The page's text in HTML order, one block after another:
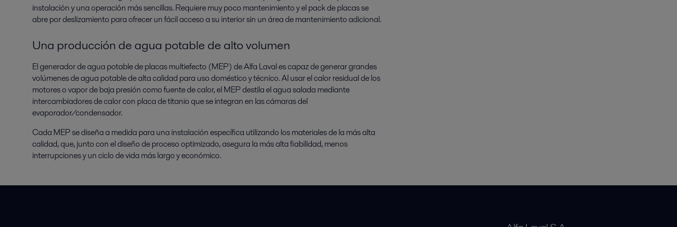
instalación y una operación más sencillas. Requiere muy poco mantenimiento y el pack de placas se
abre por deslizamiento para ofrecer un fácil acceso a su interior sin un área de mantenimiento adicional.
Una producción de agua potable de alto volumen
El generador de agua potable de placas multiefecto (MEP) de Alfa Laval es capaz de generar grandes
volúmenes de agua potable de alta calidad para uso doméstico y técnico. Al usar el calor residual de los
motores o vapor de baja presión como fuente de calor, el MEP destila el agua salada mediante
intercambiadores de calor con placa de titanio que se integran en las cámaras del
evaporador/condensador.
Cada MEP se diseña a medida para una instalación específica utilizando los materiales de la más alta
calidad, que, junto con el diseño de proceso optimizado, asegura la más alta fiabilidad, menos
interrupciones y un ciclo de vida más largo y económico.